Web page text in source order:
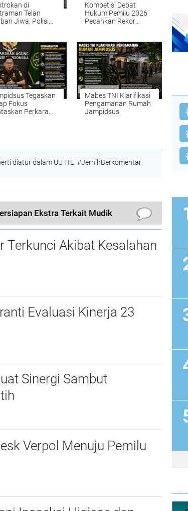
di
Telan
Jiwa, Polisi
Kompetisi Debat
Hukum Pemilu 2026
Pecahkan Rekor
Tegaskan
Fokus
Perkara
Mabes TNI Klarifikasi
Pengamanan Rumah
Jampidsus
diatur dalam UU ITE. #JernihBerkomentar
Ekstra Terkait Mudik
Terkunci Akibat Kesalahan
Evaluasi Kinerja 23
Sinergi Sambut
Verpol Menuju Pemilu